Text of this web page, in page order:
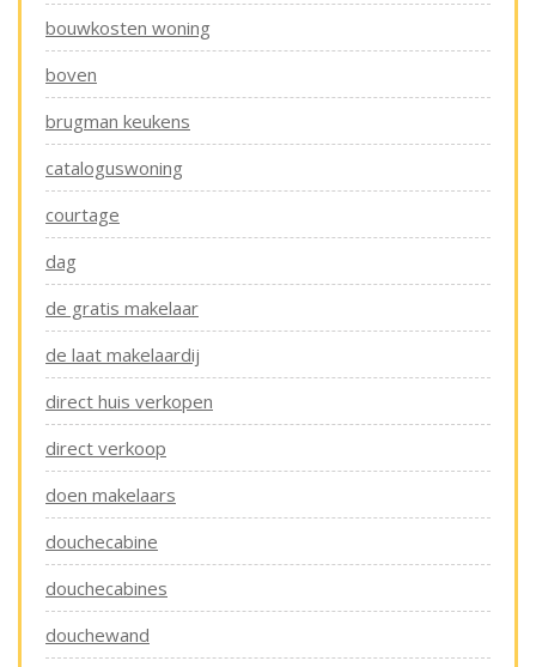
bouwkosten woning
boven
brugman keukens
cataloguswoning
courtage
dag
de gratis makelaar
de laat makelaardij
direct huis verkopen
direct verkoop
doen makelaars
douchecabine
douchecabines
douchewand